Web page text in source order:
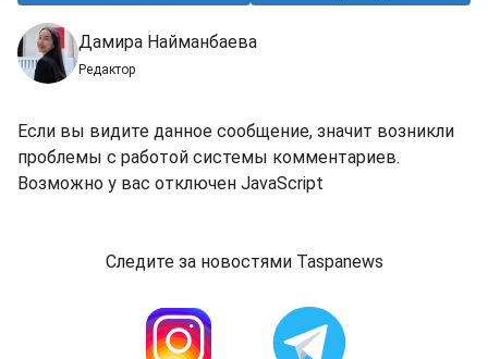
Дамира Найманбаева
Редактор
Если вы видите данное сообщение, значит возникли
проблемы с работой системы комментариев.
Возможно у вас отключен JavaScript
Следите за новостями Taspanews